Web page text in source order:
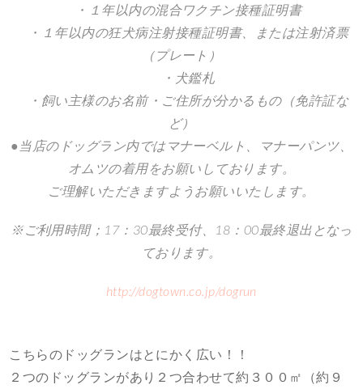
・１年以内の混合ワクチン接種証明書
・１年以内の狂犬病注射接種証明書、または注射済票
（プレート）
・犬鑑札
・飼い主様のお名前・ご住所が分かるもの（免許証な
ど）
●当店のドッグラン内ではマナーベルト、マナーパンツ、
オムツの着用をお願いしております。
ご理解いただきますようお願いいたします。
※ご利用時間；17：30最終受付、18：00最終退出となっ
ております。
http://dogtown.co.jp/dogrun
こちらのドッグランはとにかく広い！！
２つのドッグランがあり２つ合わせて約３００㎡（約９